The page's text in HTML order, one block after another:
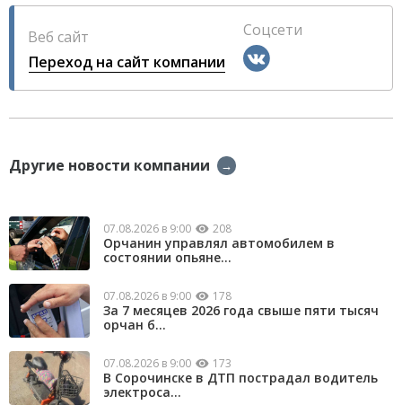
Веб сайт
Переход на сайт компании
Соцсети
Другие новости компании →
07.08.2026 в 9:00 208
Орчанин управлял автомобилем в
состоянии опьяне...
07.08.2026 в 9:00 178
За 7 месяцев 2026 года свыше пяти тысяч
орчан б...
07.08.2026 в 9:00 173
В Сорочинске в ДТП пострадал водитель
электроса...